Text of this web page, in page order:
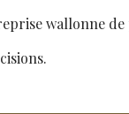
wallonne